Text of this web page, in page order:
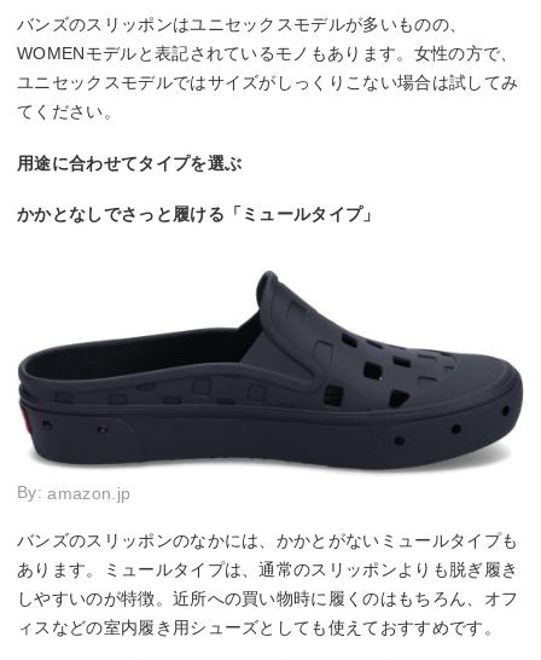
バンズのスリッポンはユニセックスモデルが多いものの、
WOMENモデルと表記されているモノもあります。女性の方で、
ユニセックスモデルではサイズがしっくりこない場合は試してみ
てください。
用途に合わせてタイプを選ぶ
かかとなしでさっと履ける「ミュールタイプ」
By:amazon.jp
バンズのスリッポンのなかには、かかとがないミュールタイプも
あります。ミュールタイプは、通常のスリッポンよりも脱ぎ履き
しやすいのが特徴。近所への買い物時に履くのはもちろん、オフ
ィスなどの室内履き用シューズとしても使えておすすめです。